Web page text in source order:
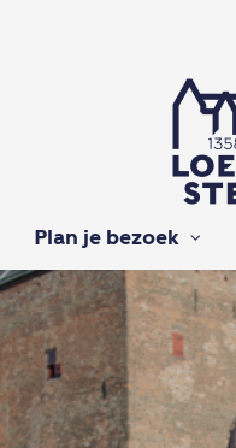
Plan je bezoek